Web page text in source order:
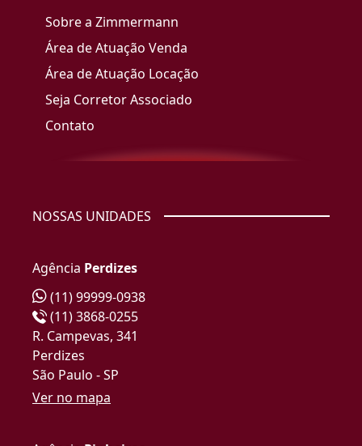
Sobre a Zimmermann
Área de Atuação Venda
Área de Atuação Locação
Seja Corretor Associado
Contato
NOSSAS UNIDADES
Agência Perdizes
(11) 99999-0938
(11) 3868-0255
R. Campevas, 341
Perdizes
São Paulo - SP
Ver no mapa